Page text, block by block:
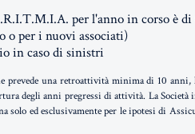
per l'anno in corso è
o per i nuovi associati)
in caso di sinistri
prevede una retroattività minima di 10
degli anni pregressi di attività. La
ed esclusivamente per le ipotesi di